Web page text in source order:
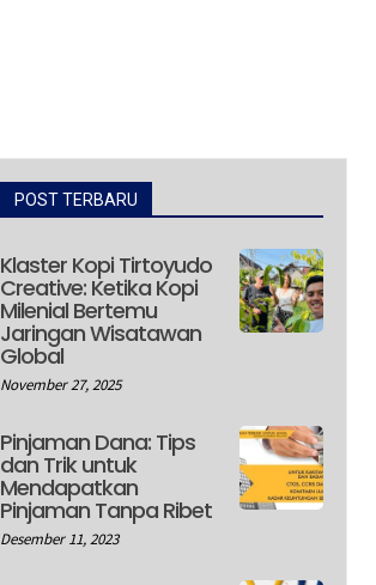
POST TERBARU
Klaster Kopi Tirtoyudo
Creative: Ketika Kopi
Milenial Bertemu
Jaringan Wisatawan
Global
November 27, 2025
Pinjaman Dana: Tips
dan Trik untuk
Mendapatkan
Pinjaman Tanpa Ribet
Desember 11, 2023